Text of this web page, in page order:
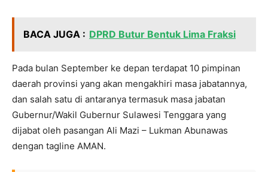
BACA JUGA : DPRD Butur Bentuk Lima Fraksi
Pada bulan September ke depan terdapat 10 pimpinan
daerah provinsi yang akan mengakhiri masa jabatannya,
dan salah satu di antaranya termasuk masa jabatan
Gubernur/Wakil Gubernur Sulawesi Tenggara yang
dijabat oleh pasangan Ali Mazi – Lukman Abunawas
dengan tagline AMAN.